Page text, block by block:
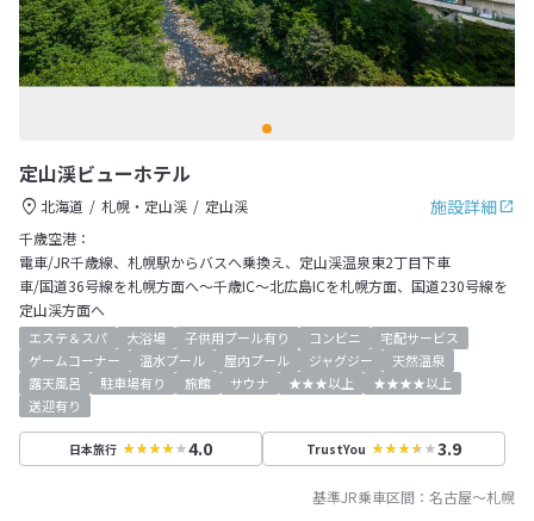
定山渓ビューホテル
施設詳細
北海道 札幌・定山渓
定山渓
千歳空港：
電車/JR千歳線、札幌駅からバスへ乗換え、定山渓温泉東2丁目下車
車/国道36号線を札幌方面へ～千歳IC～北広島ICを札幌方面、国道230号線を
定山渓方面へ
エステ＆スパ 大浴場 子供用プール有り コンビニ
宅配サービス
ゲームコーナー
温水プール 屋内プール ジャグジー
天然温泉
露天風呂
駐車場有り 旅館 サウナ ★★★以上
★★★★以上
送迎有り
日本旅行 4.0 TrustYou 3.9
基準JR乗車区間： 名古屋～札幌